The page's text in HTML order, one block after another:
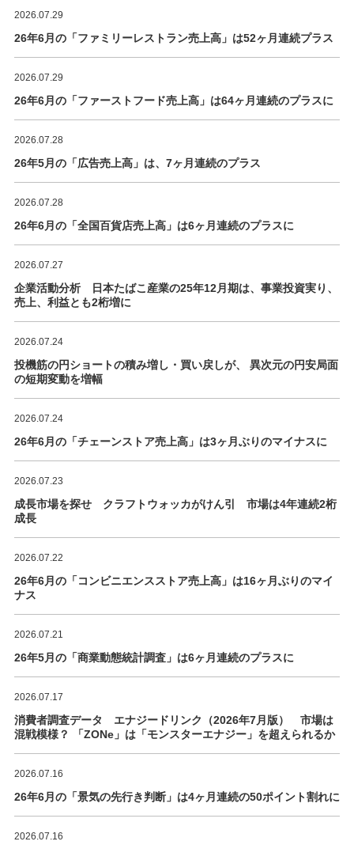
2026.07.29
26年6月の「ファミリーレストラン売上高」は52ヶ月連続プラス
2026.07.29
26年6月の「ファーストフード売上高」は64ヶ月連続のプラスに
2026.07.28
26年5月の「広告売上高」は、7ヶ月連続のプラス
2026.07.28
26年6月の「全国百貨店売上高」は6ヶ月連続のプラスに
2026.07.27
企業活動分析 日本たばこ産業の25年12月期は、事業投資実り、
売上、利益とも2桁増に
2026.07.24
投機筋の円ショートの積み増し・買い戻しが、 異次元の円安局面
の短期変動を増幅
2026.07.24
26年6月の「チェーンストア売上高」は3ヶ月ぶりのマイナスに
2026.07.23
成長市場を探せ クラフトウォッカがけん引 市場は4年連続2桁
成長
2026.07.22
26年6月の「コンビニエンスストア売上高」は16ヶ月ぶりのマイ
ナス
2026.07.21
26年5月の「商業動態統計調査」は6ヶ月連続のプラスに
2026.07.17
消費者調査データ エナジードリンク（2026年7月版） 市場は
混戦模様？ 「ZONe」は「モンスターエナジー」を超えられるか
2026.07.16
26年6月の「景気の先行き判断」は4ヶ月連続の50ポイント割れに
2026.07.16